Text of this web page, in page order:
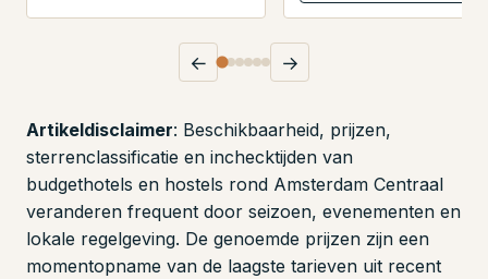
← →
Artikeldisclaimer: Beschikbaarheid, prijzen,
sterrenclassificatie en inchecktijden van
budgethotels en hostels rond Amsterdam Centraal
veranderen frequent door seizoen, evenementen en
lokale regelgeving. De genoemde prijzen zijn een
momentopname van de laagste tarieven uit recent